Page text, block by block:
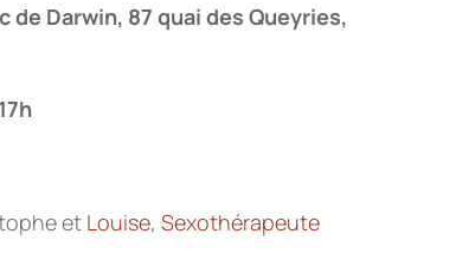
de Darwin, 87 quai des Queyries,
et Louise, Sexothérapeute